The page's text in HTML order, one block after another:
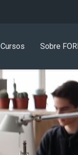
Cursos Sobre